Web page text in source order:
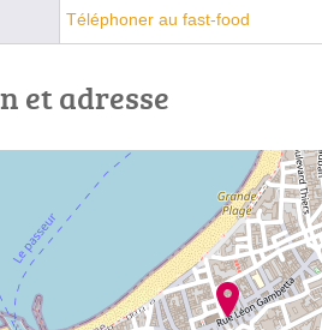
Téléphoner au fast-food
et adresse